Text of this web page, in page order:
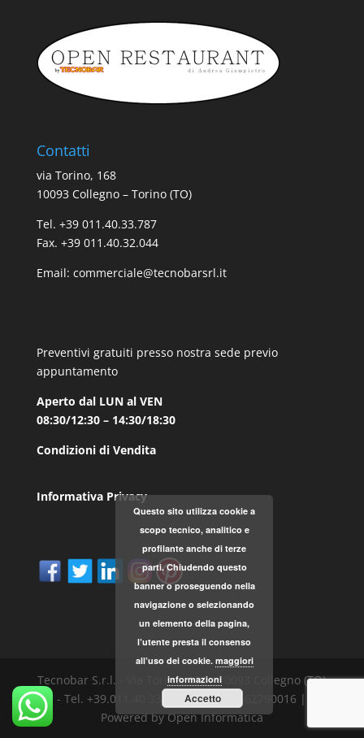
Contatti
via Torino, 168
10093 Collegno – Torino (TO)
Tel. +39 011.40.33.787
Fax. +39 011.40.32.044
Email: commerciale@tecnobarsrl.it
Preventivi gratuiti presso nostra sede previo
appuntamento
Aperto dal LUN al VEN
08:30/12:30 – 14:30/18:30
Condizioni di Vendita
Informativa Privacy
Tecnobar S.r.l. - Via Torino, 168 - 10093 Collegno (TO)
- Tel. +39.011.40.33.787 - P.IVA 04562790016 |
Powered by Open Informatica
Questo sito utilizza cookie a
scopo tecnico, analitico e
profilante anche di terze
parti. Chiudendo questo
banner o proseguendo nella
navigazione o selezionando
un elemento della pagina,
l’utente presta il consenso
all’uso dei cookie. maggiori
informazioni
Accetto